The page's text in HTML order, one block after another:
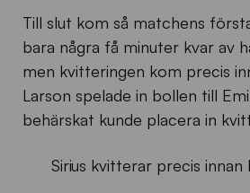
Till slut kom så matchens
bara några få minuter kvar av
men kvitteringen kom precis
Larson spelade in bollen till
behärskat kunde placera in
Sirius kvitterar precis innan